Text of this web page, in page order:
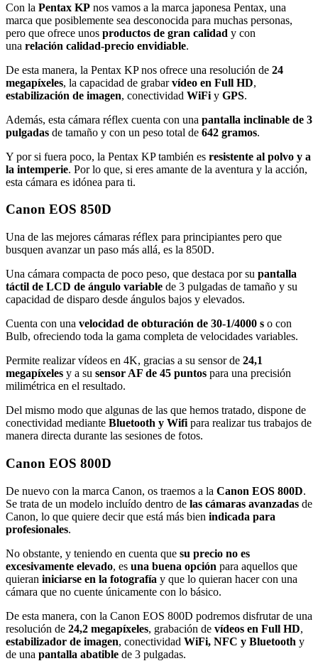
Con la Pentax KP nos vamos a la marca japonesa Pentax, una
marca que posiblemente sea desconocida para muchas personas,
pero que ofrece unos productos de gran calidad y con
una relación calidad-precio envidiable.
De esta manera, la Pentax KP nos ofrece una resolución de 24
megapíxeles, la capacidad de grabarvídeo en Full HD,
estabilización de imagen, conectividad WiFi y GPS.
Además, esta cámara réflex cuenta con una pantalla inclinable de 3
pulgadas de tamaño y con un peso total de 642 gramos.
Y por si fuera poco, la Pentax KP también es resistente al polvo y a
la intemperie. Por lo que, si eres amante de la aventura y la acción,
esta cámara es idónea para ti.
Canon EOS 850D
Una de las mejores cámaras réflex para principiantes pero que
busquen avanzar un paso más allá, es la 850D.
Una cámara compacta de poco peso, que destaca por su pantalla
táctil de LCD de ángulo variable de 3 pulgadas de tamaño y su
capacidad de disparo desde ángulos bajos y elevados.
Cuenta con una velocidad de obturación de 30-1/4000 s o con
Bulb, ofreciendo toda la gama completa de velocidades variables.
Permite realizar vídeos en 4K, gracias a su sensor de 24,1
megapíxeles y a su sensor AF de 45 puntos para una precisión
milimétrica en el resultado.
Del mismo modo que algunas de las que hemos tratado, dispone de
conectividad mediante Bluetooth y Wifi para realizar tus trabajos de
manera directa durante las sesiones de fotos.
Canon EOS 800D
De nuevo con la marca Canon, os traemos a la Canon EOS 800D.
Se trata de un modelo incluído dentro de las cámaras avanzadas de
Canon, lo que quiere decir que está más bien indicada para
profesionales.
No obstante, y teniendo en cuenta que su precio no es
excesivamente elevado, es una buena opción para aquellos que
quieran iniciarse en la fotografía y que lo quieran hacer con una
cámara que no cuente únicamente con lo básico.
De esta manera, con la Canon EOS 800D podremos disfrutar de una
resolución de 24,2 megapíxeles, grabación de vídeos en Full HD,
estabilizador de imagen, conectividad WiFi, NFC y Bluetooth y
de una pantalla abatible de 3 pulgadas.